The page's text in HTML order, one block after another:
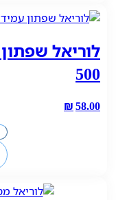
לוריאל
500
₪58.00
-
של